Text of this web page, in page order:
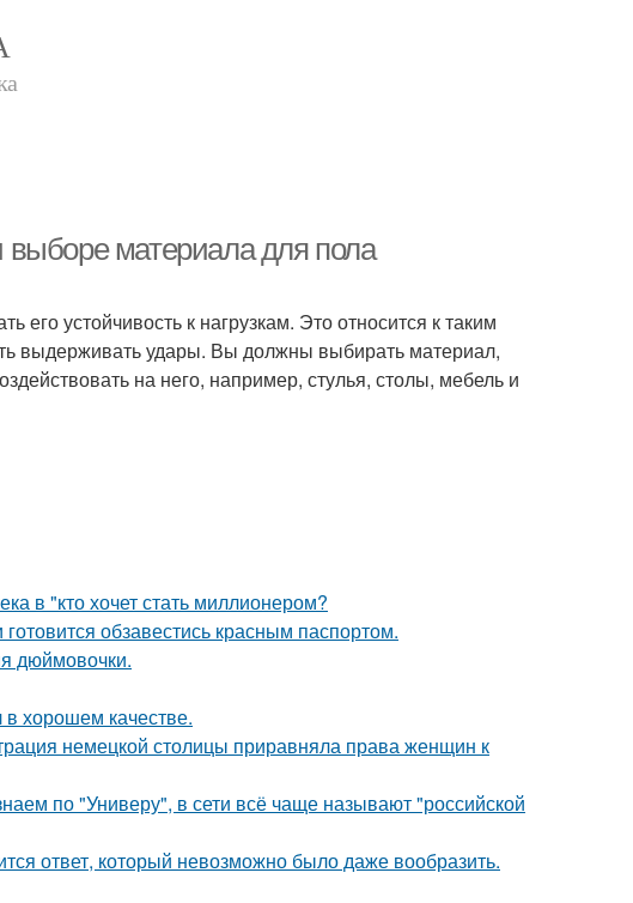
выборе материала для пола
устойчивость к нагрузкам. Это относится к таким
выдерживать удары. Вы должны выбирать материал,
на него, например, стулья, столы, мебель и
в "кто хочет стать миллионером?
обзавестись красным паспортом.
дюймовочки.
хорошем качестве.
немецкой столицы приравняла права женщин к
по "Универу", в сети всё чаще называют "российской
ответ, который невозможно было даже вообразить.